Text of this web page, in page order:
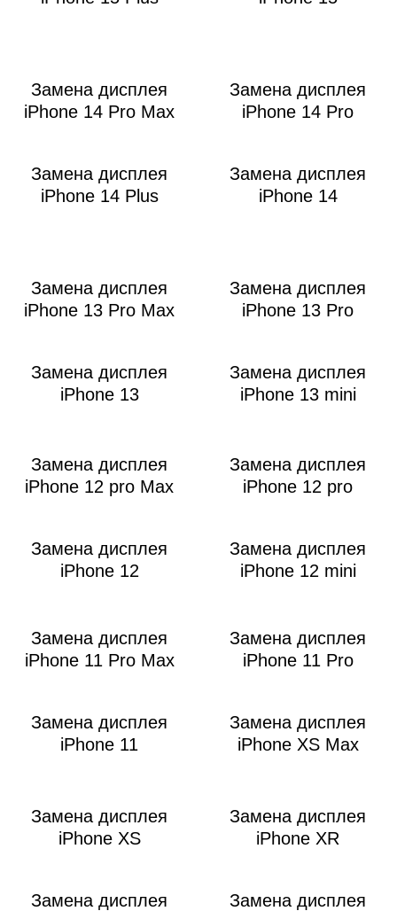
Замена дисплея
iPhone 14 Pro Max
Замена дисплея
iPhone 14 Pro
Замена дисплея
iPhone 14 Plus
Замена дисплея
iPhone 14
Замена дисплея
iPhone 13 Pro Max
Замена дисплея
iPhone 13 Pro
Замена дисплея
iPhone 13
Замена дисплея
iPhone 13 mini
Замена дисплея
iPhone 12 pro Max
Замена дисплея
iPhone 12 pro
Замена дисплея
iPhone 12
Замена дисплея
iPhone 12 mini
Замена дисплея
iPhone 11 Pro Max
Замена дисплея
iPhone 11 Pro
Замена дисплея
iPhone 11
Замена дисплея
iPhone XS Max
Замена дисплея
iPhone XS
Замена дисплея
iPhone XR
Замена дисплея
Замена дисплея